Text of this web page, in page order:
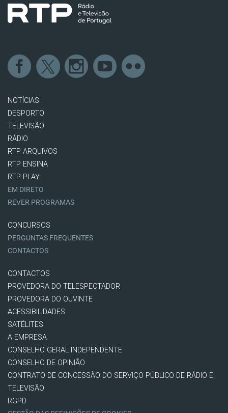
NOTÍCIAS
DESPORTO
TELEVISÃO
RÁDIO
RTP ARQUIVOS
RTP ENSINA
RTP PLAY
EM DIRETO
REVER PROGRAMAS
CONCURSOS
PERGUNTAS FREQUENTES
CONTACTOS
CONTACTOS
PROVEDORA DO TELESPECTADOR
PROVEDORA DO OUVINTE
ACESSIBILIDADES
SATÉLITES
A EMPRESA
CONSELHO GERAL INDEPENDENTE
CONSELHO DE OPINIÃO
CONTRATO DE CONCESSÃO DO SERVIÇO PÚBLICO DE RÁDIO E
TELEVISÃO
RGPD